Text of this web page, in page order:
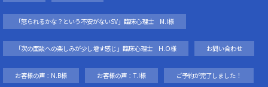
「怒られるかな？という不安がないSV」臨床心理士 M.I様
「次の面談への楽しみが少し増す感じ」臨床心理士 H.O様 お問い合わせ
お客様の声：N.B様 お客様の声：T.I様 ご予約が完了しました！